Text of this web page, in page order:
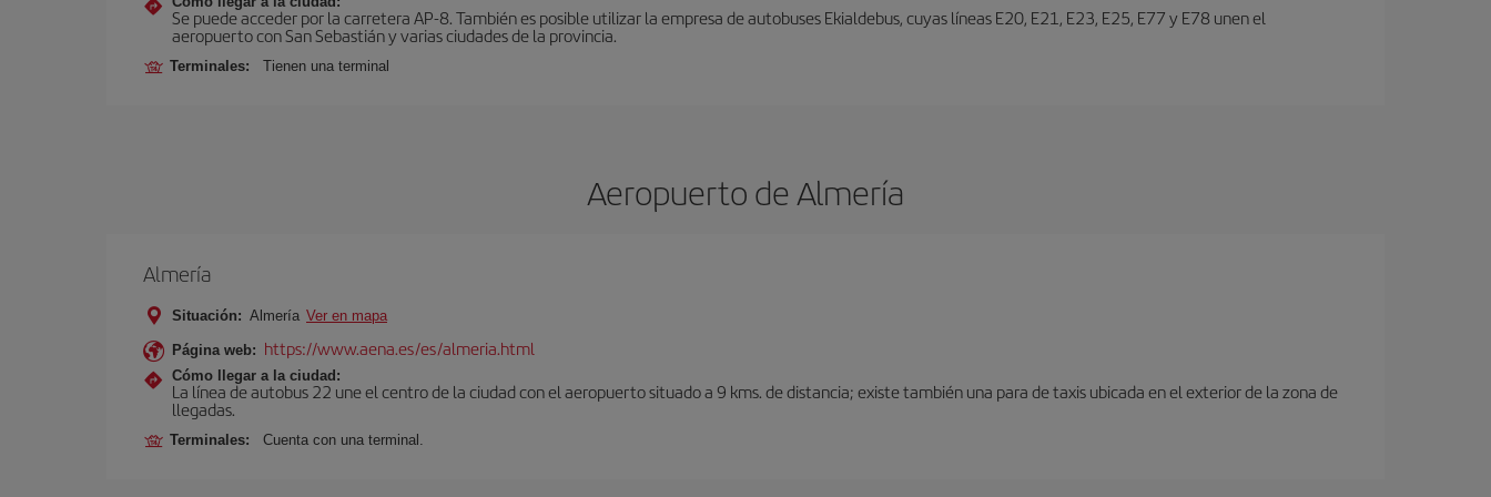
Se puede acceder por la carretera AP-8. También es posible utilizar la empresa de autobuses Ekialdebus, cuyas líneas E20, E21, E23, E25, E77 y E78 unen el
aeropuerto con San Sebastián y varias ciudades de la provincia.
Terminales: Tienen una terminal
Aeropuerto de Almería
Almería
Situación: Almería Ver en mapa
Página web: https://www.aena.es/es/almeria.html
Cómo llegar a la ciudad:
La línea de autobus 22 une el centro de la ciudad con el aeropuerto situado a 9 kms. de distancia; existe también una para de taxis ubicada en el exterior de la zona de
llegadas.
Terminales: Cuenta con una terminal.